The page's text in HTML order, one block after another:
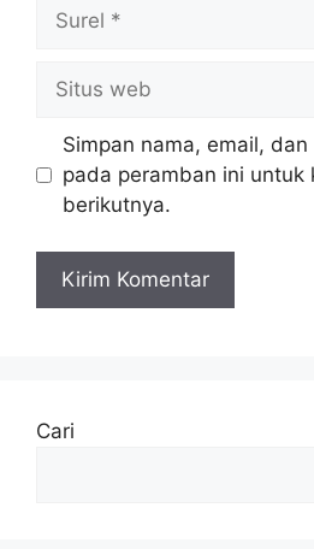
Surel
Situs
web
Simpan nama, email,
pada peramban ini untuk
berikutnya.
Cari